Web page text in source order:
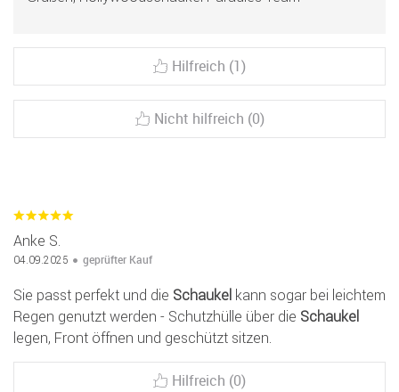
Hilfreich (1)
Nicht hilfreich (0)
Anke S.
04.09.2025 geprüfter Kauf
Sie passt perfekt und die Schaukel kann sogar bei leichtem
Regen genutzt werden - Schutzhülle über die Schaukel
legen, Front öffnen und geschützt sitzen.
Hilfreich (0)